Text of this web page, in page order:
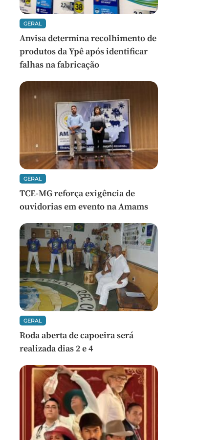
GERAL
Anvisa determina recolhimento de
produtos da Ypê após identificar
falhas na fabricação
GERAL
TCE-MG reforça exigência de
ouvidorias em evento na Amams
GERAL
Roda aberta de capoeira será
realizada dias 2 e 4